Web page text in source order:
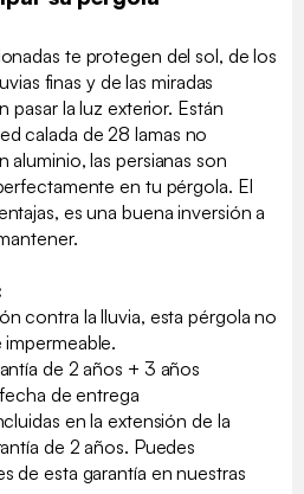
te protegen del sol, de los
finas y de las miradas
pasar la luz exterior. Están
calada de 28 lamas no
aluminio, las persianas son
en tu pérgola. El
es una buena inversión a
contra la lluvia, esta pérgola no
de 2 años + 3 años
de entrega
en la extensión de la
de 2 años. Puedes
de esta garantía en nuestras